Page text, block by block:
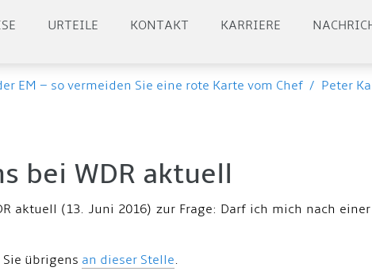
URTEILE KONTAKT KARRIERE
EM – so vermeiden Sie eine rote Karte vom Chef / Peter
bei WDR aktuell
aktuell (13. Juni 2016) zur Frage: Darf ich mich nach
übrigens an dieser Stelle.